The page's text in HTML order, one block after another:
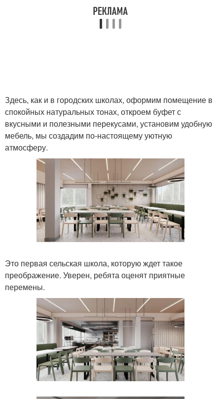
Здесь, как и в городских школах, оформим помещение в
спокойных натуральных тонах, откроем буфет с
вкусными и полезными перекусами, установим удобную
мебель, мы создадим по-настоящему уютную
атмосферу.
Это первая сельская школа, которую ждет такое
преображение. Уверен, ребята оценят приятные
перемены.